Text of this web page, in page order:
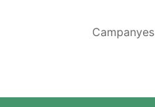
Campanyes